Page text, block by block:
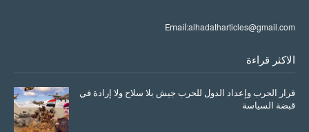
Email:alhadatharticles@gmail.com
الاكثر قراءة
قرار الحرب وإعداد الدول للحرب جيش بلا سلاح ولا إرادة في
قبضة السياسة